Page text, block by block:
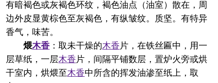
有暗褐色或灰褐色环纹，褐色油点（油室）散在，周
边外皮显黄棕色至灰褐色，有纵皱纹。质坚。有特异
香气，味苦。
煨木香 ：取未干燥的木香 片，在铁丝匾中，用一
层草纸，一层木香 片，间隔平铺数层，置炉火旁或烘
干室内，烘煨至木香中所含的挥发油渗至纸上，取